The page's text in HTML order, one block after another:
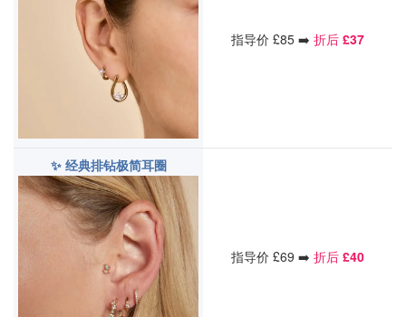
指导价 £85 ➡️ 折后 £37
✨ 经典排钻极简耳圈
指导价 £69 ➡️ 折后 £40